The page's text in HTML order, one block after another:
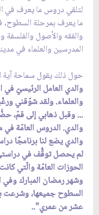
لتلقي دروس ما يعرف في
ما يعرف بمرحلة السطوح،
والفقه والأصول
المدرسين والعلماء في
حول ذلك يقول سماحة آية
والدي العامل الرئيسيّ في
والعلماء. ولقد شوّقني
... وقبل ذهابي إلى قمّ،
والدي. الدروس العامّة
والدي يضع لنا برنامجًا
لم يحصل توقُّف في
الحوزات العامّة والّتي
وشهر رمضان المبارك
السطوح جميعها، وشرعت
عشر من عمري"..